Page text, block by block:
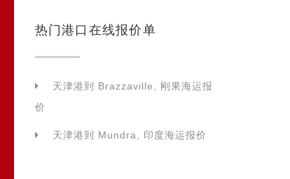
热门港口在线报价单
天津港到 Brazzaville, 刚果海运报
价
天津港到 Mundra, 印度海运报价